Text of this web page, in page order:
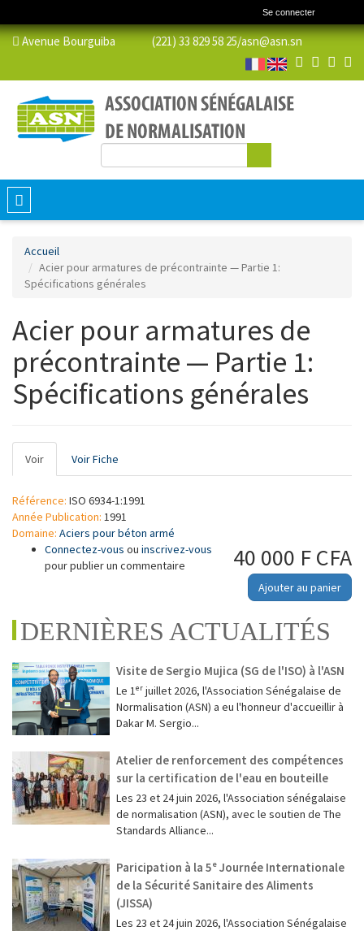
Se connecter
Avenue Bourguiba (221) 33 829 58 25/asn@asn.sn
Formulaire de recherche
Toggle
navigation
Accueil
Acier pour armatures de précontrainte — Partie 1:
Spécifications générales
Acier pour armatures de
précontrainte — Partie 1:
Spécifications générales
Onglets
principaux
Voir (onglet
actif)
Voir Fiche
Référence: ISO 6934-1:1991
Année Publication: 1991
Domaine: Aciers pour béton armé
40 000 F CFA
Ajouter au panier
Connectez-vous ou inscrivez-vous
pour publier un commentaire
DERNIÈRES ACTUALITÉS
Visite de Sergio Mujica (SG de l'ISO) à l'ASN
Le 1ᵉʳ juillet 2026, l'Association Sénégalaise de
Normalisation (ASN) a eu l'honneur d'accueillir à
Dakar M. Sergio...
Atelier de renforcement des compétences
sur la certification de l'eau en bouteille
Les 23 et 24 juin 2026, l'Association sénégalaise
de normalisation (ASN), avec le soutien de The
Standards Alliance...
Paricipation à la 5ᵉ Journée Internationale
de la Sécurité Sanitaire des Aliments
(JISSA)
‎Les 23 et 24 juin 2026, l'Association Sénégalaise